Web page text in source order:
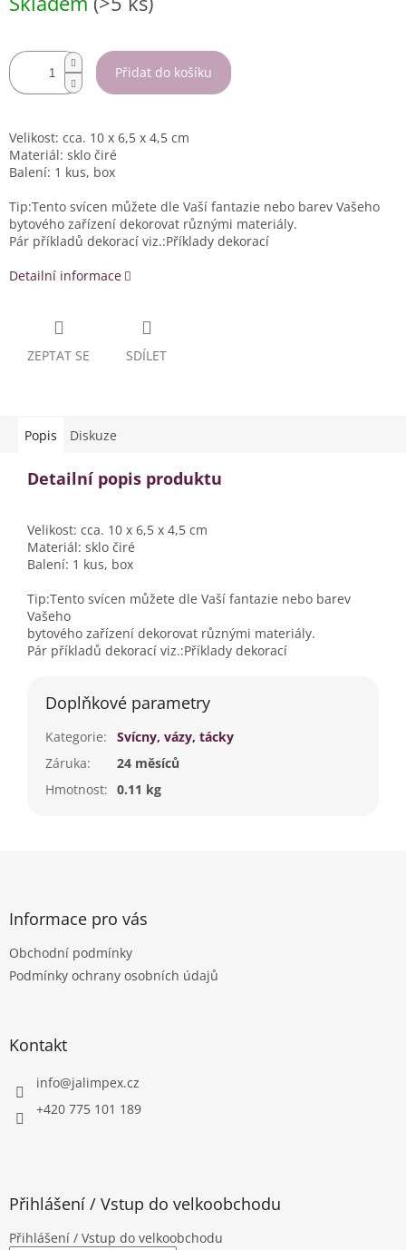
cena:
Přidat do košíku
Velikost: cca. 10 x 6,5 x 4,5 cm
Materiál: sklo čiré
Balení: 1 kus, box
Tip:Tento svícen můžete dle Vaší fantazie nebo barev Vašeho
bytového zařízení dekorovat různými materiály.
Pár příkladů dekorací viz.:Příklady dekorací
Detailní informace
ZEPTAT SE SDÍLET
Popis Diskuze
Detailní popis produktu
Velikost: cca. 10 x 6,5 x 4,5 cm
Materiál: sklo čiré
Balení: 1 kus, box
Tip:Tento svícen můžete dle Vaší fantazie nebo barev
Vašeho
bytového zařízení dekorovat různými materiály.
Pár příkladů dekorací viz.:Příklady dekorací
Doplňkové parametry
Kategorie:
Svícny, vázy, tácky
Záruka:
24 měsíců
Hmotnost: 0.11 kg
Informace pro vás
Obchodní podmínky
Podmínky ochrany osobních údajů
Kontakt
info@jalimpex.cz
+420 775 101 189
Přihlášení / Vstup do velkoobchodu
Přihlášení / Vstup do velkoobchodu